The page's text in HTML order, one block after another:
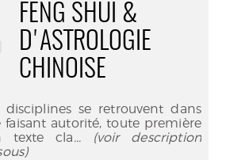
FENG SHUI &
D'ASTROLOGIE
CHINOISE
disciplines se retrouvent dans
autorité, toute première
texte cla... (voir description